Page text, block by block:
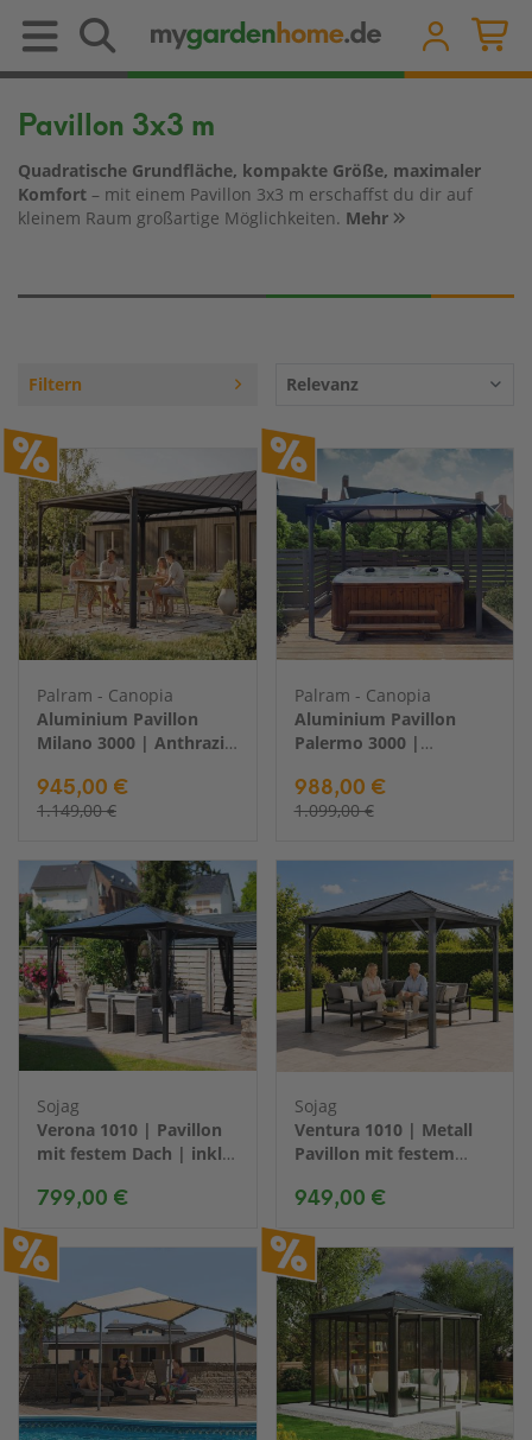
Pavillon 3x3 m
Quadratische Grundfläche, kompakte Größe, maximaler
Komfort – mit einem Pavillon 3x3 m erschaffst du dir auf
kleinem Raum großartige Möglichkeiten. Mehr
Filtern Relevanz
Palram - Canopia
Aluminium Pavillon
Milano 3000 | Anthrazit
945,00 €
1.149,00 €
Palram - Canopia
Aluminium Pavillon
Palermo 3000 |
cm
988,00 €
1.099,00 €
Sojag
Verona 1010 | Pavillon
mit festem Dach | inkl.
799,00 €
Sojag
Ventura 1010 | Metall
Pavillon mit festem
949,00 €